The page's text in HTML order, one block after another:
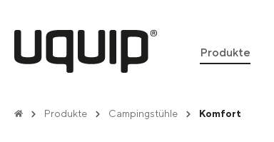
Produkte
Produkte Campingstühle Komfort